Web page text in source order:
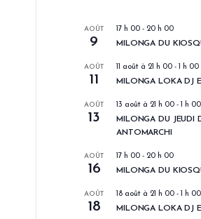
AOÛT
9
17 h 00 - 20 h 00
MILONGA DU
AOÛT
11
11 août à 21 h 00 - 1 h 00
MILONGA LOKA DJ
AOÛT
13
13 août à 21 h 00 - 1 h 00
MILONGA DU JEUDI
ANTOMARCHI
AOÛT
16
17 h 00 - 20 h 00
MILONGA DU
AOÛT
18
18 août à 21 h 00 - 1 h 00
MILONGA LOKA DJ